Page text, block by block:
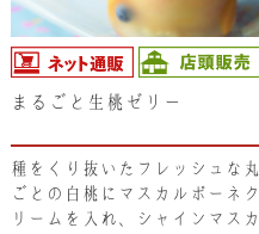
まるごと生桃ゼリー
種をくり抜いたフレッシュな丸
ごとの白桃にマスカルポーネク
リームを入れ、シャインマスカ